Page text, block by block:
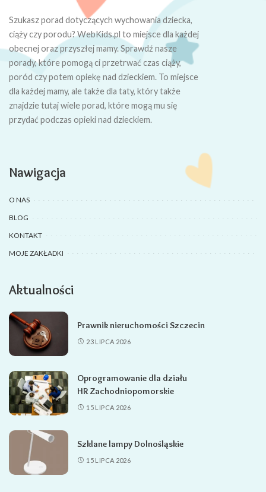
Szukasz porad dotyczących wychowania dziecka,
ciąży czy porodu? WebKids.pl to miejsce dla każdej
obecnej oraz przyszłej mamy. Sprawdź nasze
porady, które pomogą ci przetrwać czas ciąży,
poród czy potem opiekę nad dzieckiem. To miejsce
dla każdej mamy, ale także dla taty, który także
znajdzie tutaj wiele porad, które mogą mu się
przydać podczas opieki nad dzieckiem.
Nawigacja
O NAS
BLOG
KONTAKT
MOJE ZAKŁADKI
Aktualności
Prawnik nieruchomości Szczecin
23 LIPCA 2026
Oprogramowanie dla działu
HR Zachodniopomorskie
15 LIPCA 2026
Szklane lampy Dolnośląskie
15 LIPCA 2026